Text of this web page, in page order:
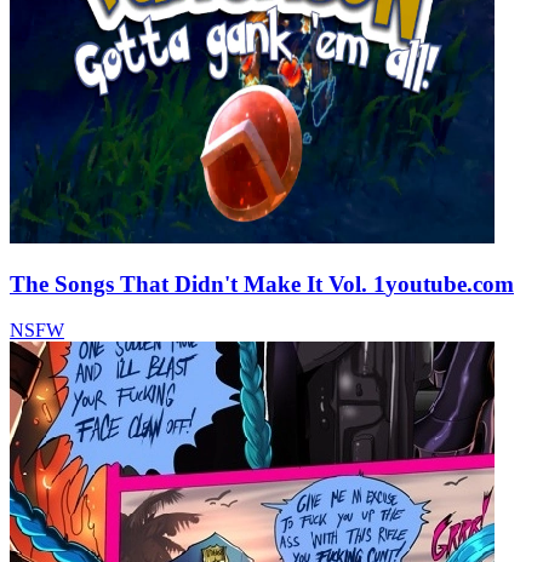
The Songs That Didn't Make It Vol. 1youtube.com
NSFW